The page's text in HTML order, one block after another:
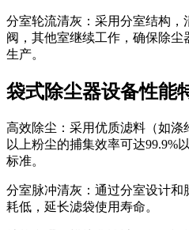
分室轮流清灰：采用分室结构，
阀，其他室继续工作，确保除
生产。
袋式除尘器设备性能
高效除尘：采用优质滤料（如涤
以上粉尘的捕集效率可达99.9%
标准。
分室脉冲清灰：通过分室设计
耗低，延长滤袋使用寿命。